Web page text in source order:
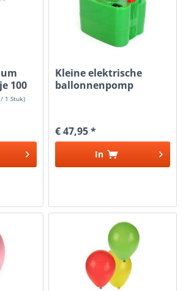
100
1 Stuk)
Kleine elektrische
ballonnenpomp
€ 47,95 *
In